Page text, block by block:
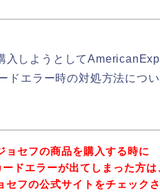
入しようとして
ドエラー時の対処方法につ
ョセフの商品を購入する時に
ドエラーが出てしまった方は
セフの公式サイトをチェック